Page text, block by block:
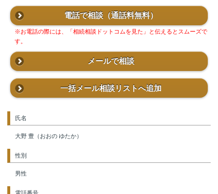
電話で相談 （通話料無料）
※お電話の際には、「相続相談ドットコムを見た」と伝えるとスムーズで
す。
メールで相談
一括メール相談リストへ追加
氏名
大野 豊（おおの ゆたか）
性別
男性